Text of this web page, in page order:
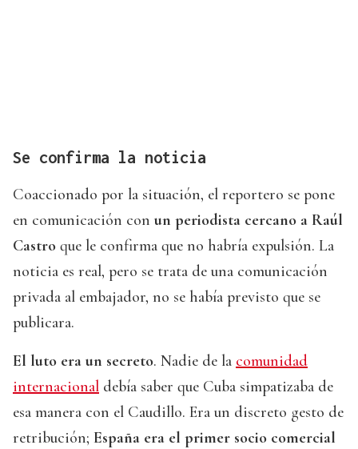
Se confirma la noticia
Coaccionado por la situación, el reportero se pone
en comunicación con un periodista cercano a Raúl
Castro que le confirma que no habría expulsión. La
noticia es real, pero se trata de una comunicación
privada al embajador, no se había previsto que se
publicara.
El luto era un secreto. Nadie de la comunidad
internacional debía saber que Cuba simpatizaba de
esa manera con el Caudillo. Era un discreto gesto de
retribución; España era el primer socio comercial